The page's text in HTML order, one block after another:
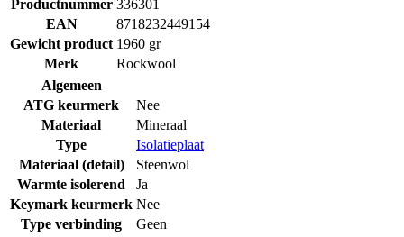
Productnummer 336301
EAN
8718232449154
Gewicht product 1960 gr
Merk
Rockwool
Algemeen
ATG keurmerk
Nee
Materiaal
Mineraal
Type
Isolatieplaat
Materiaal (detail)
Steenwol
Warmte isolerend
Ja
Keymark keurmerk Nee
Type verbinding
Geen